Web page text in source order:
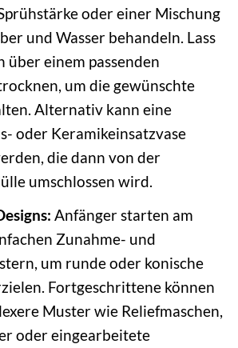
oder einer Mischung
und Wasser behandeln. Lass
über einem passenden
um die gewünschte
Alternativ kann eine
oder Keramikeinsatzvase
die dann von der
umschlossen wird.
Anfänger starten am
Zunahme- und
um runde oder konische
Fortgeschrittene können
Muster wie Reliefmaschen,
oder eingearbeitete